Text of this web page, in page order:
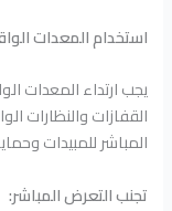
استخدام المعدات
يجب ارتداء المعدات
القفازات والنظارات
المباشر للمبيدات
تجنب التعرض المباشر: